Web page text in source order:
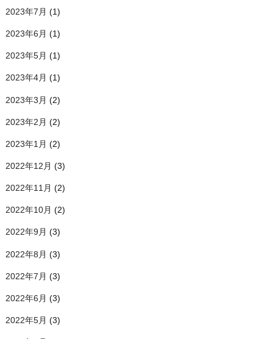
2023年7月 (1)
2023年6月 (1)
2023年5月 (1)
2023年4月 (1)
2023年3月 (2)
2023年2月 (2)
2023年1月 (2)
2022年12月 (3)
2022年11月 (2)
2022年10月 (2)
2022年9月 (3)
2022年8月 (3)
2022年7月 (3)
2022年6月 (3)
2022年5月 (3)